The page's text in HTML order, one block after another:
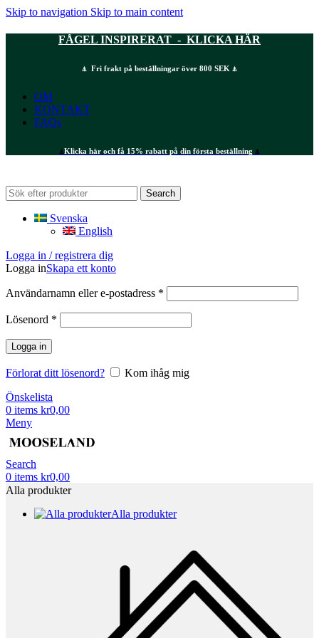
Skip to navigation Skip to main content
FÅGEL INSPIRERAT - KLICKA HÄR
⍋ Fri frakt på beställningar över 800 SEK ⍋
OM
KONTAKT
FAQs
⍋Klicka här och få 15% rabatt på din första beställning ⍋
Search
Svenska
English
Logga in / registrera dig
Logga inSkapa ett konto
Användarnamn eller e-postadress *
Lösenord *
Logga in
Förlorat ditt lösenord?
Kom ihåg mig
Önskelista
0 items kr0,00
Meny
Search
0 items kr0,00
Alla produkter
Alla produkter